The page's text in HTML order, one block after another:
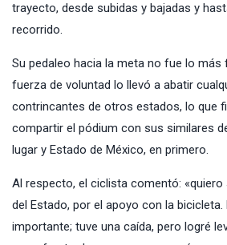
trayecto, desde subidas y bajadas y
recorrido.
Su pedaleo hacia la meta no fue lo más
fuerza de voluntad lo llevó a abatir
contrincantes de otros estados, lo que
compartir el pódium con sus similares
lugar y Estado de México, en primero.
Al respecto, el ciclista comentó: «quiero
del Estado, por el apoyo con la
importante; tuve una caída, pero logré